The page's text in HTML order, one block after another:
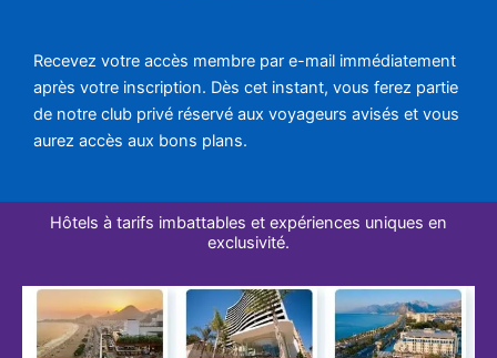
Recevez votre accès membre par e-mail immédiatement
après votre inscription. Dès cet instant, vous ferez partie
de notre club privé réservé aux voyageurs avisés et vous
aurez accès aux bons plans.
Hôtels à tarifs imbattables et expériences uniques en
exclusivité.